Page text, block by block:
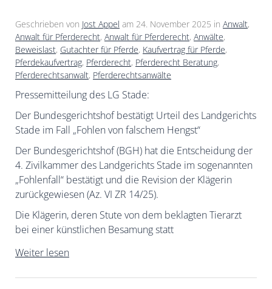
Geschrieben von Jost Appel am 24. November 2025 in Anwalt,
Anwalt für Pferderecht, Anwalt für Pferderecht, Anwälte,
Beweislast, Gutachter für Pferde, Kaufvertrag für Pferde,
Pferdekaufvertrag, Pferderecht, Pferderecht Beratung,
Pferderechtsanwalt, Pferderechtsanwälte
Pressemitteilung des LG Stade:
Der Bundesgerichtshof bestätigt Urteil des Landgerichts
Stade im Fall „Fohlen von falschem Hengst“
Der Bundesgerichtshof (BGH) hat die Entscheidung der
4. Zivilkammer des Landgerichts Stade im sogenannten
„Fohlenfall“ bestätigt und die Revision der Klägerin
zurückgewiesen (Az. VI ZR 14/25).
Die Klägerin, deren Stute von dem beklagten Tierarzt
bei einer künstlichen Besamung statt
Weiter lesen